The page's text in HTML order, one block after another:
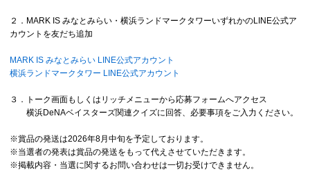
２．MARK IS みなとみらい・横浜ランドマークタワーいずれかのLINE公式ア
カウントを友だち追加
MARK IS みなとみらい LINE公式アカウント
横浜ランドマークタワー LINE公式アカウント
３．トーク画面もしくはリッチメニューから応募フォームへアクセス
横浜DeNAベイスターズ関連クイズに回答、必要事項をご入力ください。
※賞品の発送は2026年8月中旬を予定しております。
※当選者の発表は賞品の発送をもって代えさせていただきます。
※掲載内容・当選に関するお問い合わせは一切お受けできません。